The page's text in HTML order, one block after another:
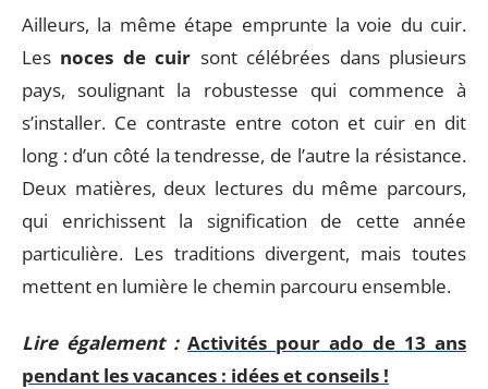
Ailleurs, la même étape emprunte la voie du cuir.
Les noces de cuir sont célébrées dans plusieurs
pays, soulignant la robustesse qui commence à
s’installer. Ce contraste entre coton et cuir en dit
long : d’un côté la tendresse, de l’autre la résistance.
Deux matières, deux lectures du même parcours,
qui enrichissent la signification de cette année
particulière. Les traditions divergent, mais toutes
mettent en lumière le chemin parcouru ensemble.
Lire également : Activités pour ado de 13 ans
pendant les vacances : idées et conseils !